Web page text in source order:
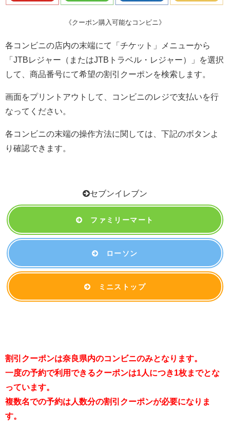
《クーポン購入可能なコンビニ》
各コンビニの店内の末端にて「チケット」メニューから
「JTBレジャー（またはJTBトラベル・レジャー）」を選択
して、商品番号にて希望の割引クーポンを検索します。
画面をプリントアウトして、コンビニのレジで支払いを行
なってください。
各コンビニの末端の操作方法に関しては、下記のボタンよ
り確認できます。
セブンイレブン
ファミリーマート
ローソン
ミニストップ
割引クーポンは奈良県内のコンビニのみとなります。
一度の予約で利用できるクーポンは1人につき1枚までとな
っています。
複数名での予約は人数分の割引クーポンが必要になりま
す。